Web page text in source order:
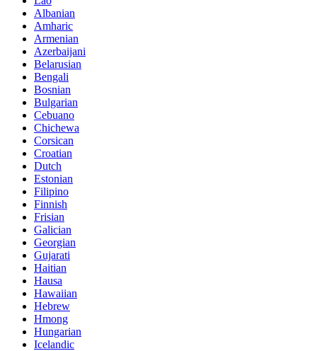
Albanian
Amharic
Armenian
Azerbaijani
Belarusian
Bengali
Bosnian
Bulgarian
Cebuano
Chichewa
Corsican
Croatian
Dutch
Estonian
Filipino
Finnish
Frisian
Galician
Georgian
Gujarati
Haitian
Hausa
Hawaiian
Hebrew
Hmong
Hungarian
Icelandic